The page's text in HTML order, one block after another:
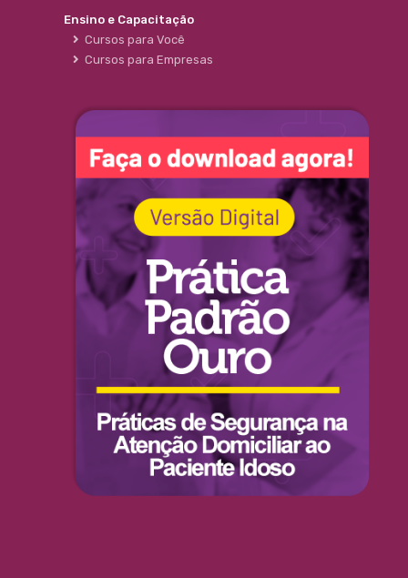
Ensino e Capacitação
Cursos para Você
Cursos para Empresas